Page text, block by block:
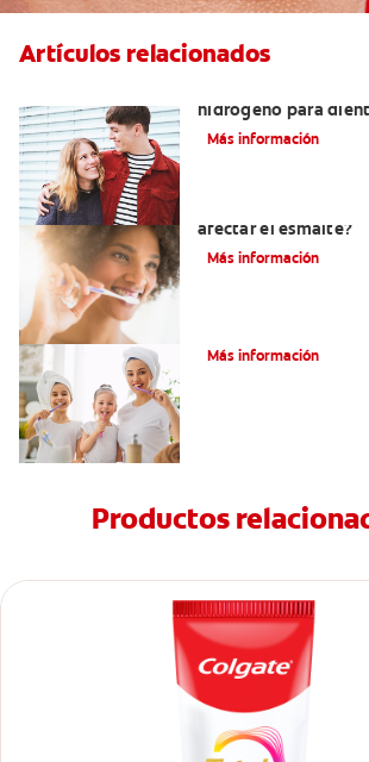
Artículos relacionados
hidrógeno para
Más información
afectar el esmalte?
Más información
Más información
Productos